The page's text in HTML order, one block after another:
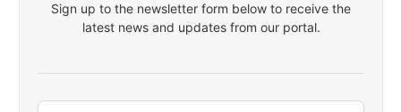
Sign up to the newsletter form below to receive the
latest news and updates from our portal.